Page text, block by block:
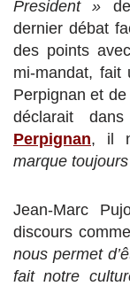
President »
dernier débat
des points
mi-mandat,
Perpignan et
déclarait
Perpignan, il
marque
Jean-Marc
discours
nous permet
fait notre